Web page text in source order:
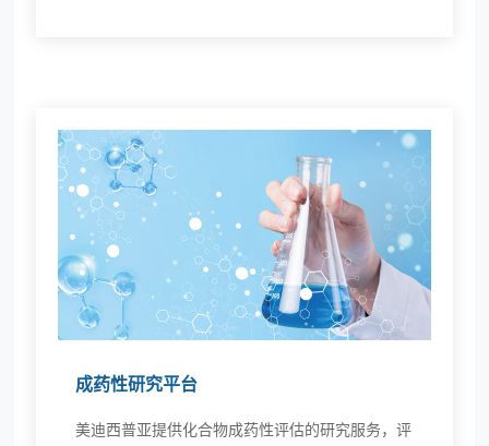
成药性研究平台
美迪西普亚提供化合物成药性评估的研究服务，评